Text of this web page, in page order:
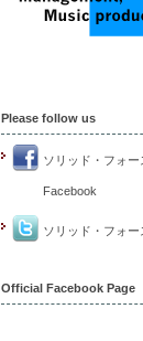
Please follow us
ソリッド・フォー
Facebook
ソリッド・フォー
Official Facebook Page